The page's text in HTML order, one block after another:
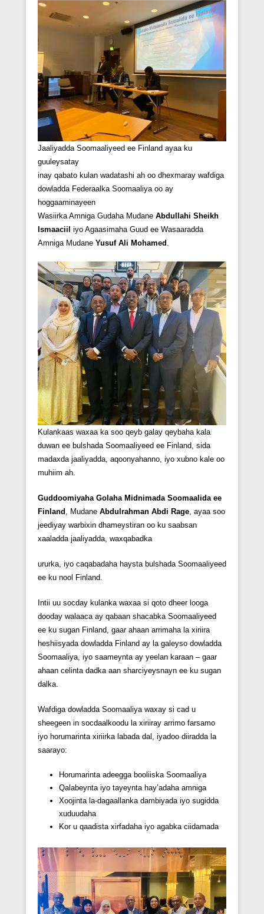
Jaaliyadda Soomaaliyeed ee Finland ayaa ku
guuleysatay
inay qabato kulan wadatashi ah oo dhexmaray wafdiga
dowladda Federaalka Soomaaliya oo ay
hoggaaminayeen
Wasiirka Amniga Gudaha Mudane Abdullahi Sheikh
Ismaaciil iyo Agaasimaha Guud ee Wasaaradda
Amniga Mudane Yusuf Ali Mohamed .
Kulankaas waxaa ka soo qeyb galay qeybaha kala
duwan ee bulshada Soomaaliyeed ee Finland, sida
madaxda jaaliyadda, aqoonyahanno, iyo xubno kale oo
muhiim ah.
Guddoomiyaha Golaha Midnimada Soomaalida ee
Finland , Mudane Abdulrahman Abdi Rage, ayaa soo
jeediyay warbixin dhameystiran oo ku saabsan
xaaladda jaaliyadda, waxqabadka
ururka, iyo caqabadaha haysta bulshada Soomaaliyeed
ee ku nool Finland.
Intii uu socday kulanka waxaa si qoto dheer looga
dooday walaaca ay qabaan shacabka Soomaaliyeed
ee ku sugan Finland, gaar ahaan arrimaha la xiriira
heshiisyada dowladda Finland ay la galeyso dowladda
Soomaaliya, iyo saameynta ay yeelan karaan – gaar
ahaan celinta dadka aan sharciyeysnayn ee ku sugan
dalka.
Wafdiga dowladda Soomaaliya waxay si cad u
sheegeen in socdaalkoodu la xiriiray arrimo farsamo
iyo horumarinta xiriirka labada dal, iyadoo diiradda la
saarayo:
Horumarinta adeegga booliiska Soomaaliya
Qalabeynta iyo tayeynta hay’adaha amniga
Xoojinta la-dagaallanka dambiyada iyo sugidda
xuduudaha
Kor u qaadista xirfadaha iyo agabka ciidamada